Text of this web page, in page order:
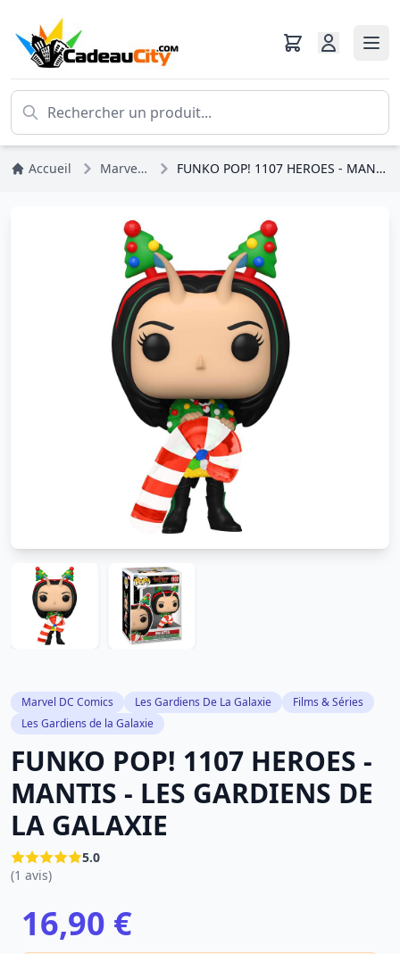
Accueil Marvel DC Comics FUNKO POP! 1107 HEROES - MANTIS - LES GARDIENS DE LA GALAXIE
Marvel DC Comics Les Gardiens De La Galaxie
Films & Séries
Les Gardiens de la Galaxie
FUNKO POP! 1107 HEROES -
MANTIS - LES GARDIENS DE
LA GALAXIE
5.0
(1 avis)
16,90 €